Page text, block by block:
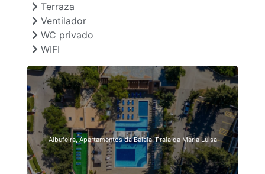
Terraza
Ventilador
WC privado
WIFI
Albufeira, Apartamentos da Balaia, Praia da Maria Luisa